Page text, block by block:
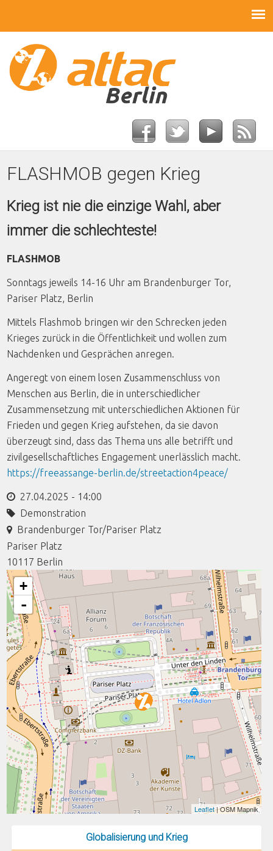
FLASHMOB gegen Krieg
Krieg ist nie die einzige Wahl, aber
immer die schlechteste!
FLASHMOB
Sonntags jeweils 14-16 Uhr am Brandenburger Tor,
Pariser Platz, Berlin
Mittels Flashmob bringen wir den Schrecken jeden
Krieges zurück in die Öffentlichkeit und wollen zum
Nachdenken und Gesprächen anregen.
Angeregt von einem losen Zusammenschluss von
Menschen aus Berlin, die in unterschiedlicher
Zusammensetzung mit unterschiedlichen Aktionen für
Frieden und gegen Krieg aufstehen, da sie davon
überzeugt sind, dass das Thema uns alle betrifft und
zivilgesellschaftliches Engagement unerlässlich macht.
https://freeassange-berlin.de/streetaction4peace/
27.04.2025 - 14:00
Demonstration
Brandenburger Tor/Pariser Platz
Pariser Platz
10117 Berlin
+
-
Leaflet| OSM Mapnik
Globalisierung und Krieg